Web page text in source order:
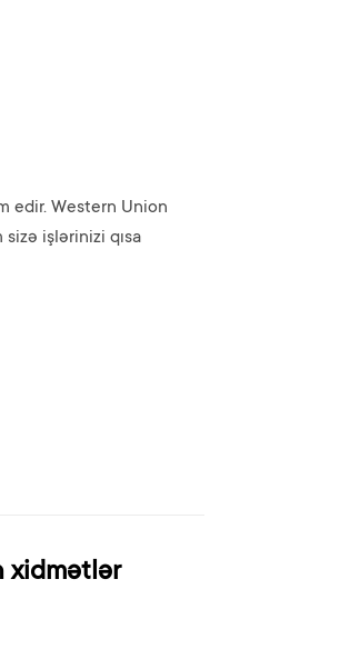
edir. Western Union
işlərinizi qısa
xidmətlər